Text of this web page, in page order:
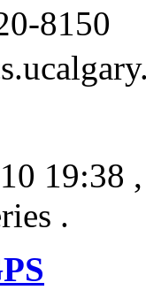
8150
19:38
.